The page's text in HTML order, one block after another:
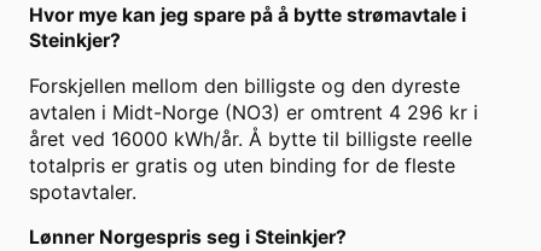
Hvor mye kan jeg spare på å bytte strømavtale i
Steinkjer?
Forskjellen mellom den billigste og den dyreste
avtalen i Midt-Norge (NO3) er omtrent 4 296 kr i
året ved 16000 kWh/år. Å bytte til billigste reelle
totalpris er gratis og uten binding for de fleste
spotavtaler.
Lønner Norgespris seg i Steinkjer?